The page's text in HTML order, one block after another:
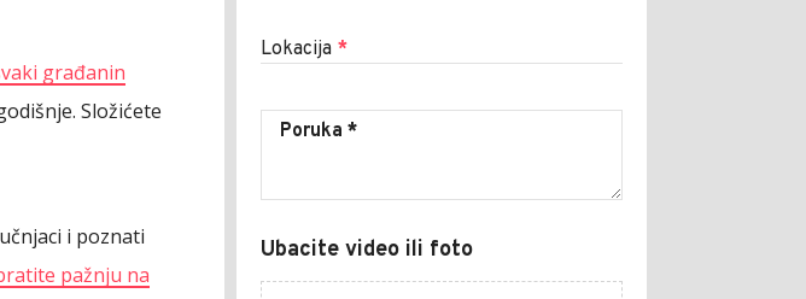
građanin
Složićete
i poznati
pažnju na
Lokacija *
Ubacite video ili foto